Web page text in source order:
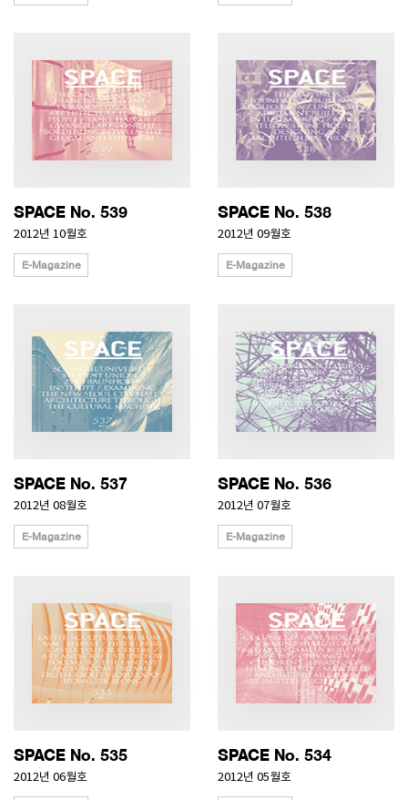
SPACE No. 539
2012년 10월호
E-Magazine
SPACE No. 538
2012년 09월호
E-Magazine
SPACE No. 537
2012년 08월호
E-Magazine
SPACE No. 536
2012년 07월호
E-Magazine
SPACE No. 535
2012년 06월호
SPACE No. 534
2012년 05월호